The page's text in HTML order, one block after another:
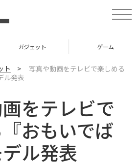
t
o
v
ガジェット ゲーム
ト >
写真や動画をテレビで楽しめる
ル発表
をテレビで
おもいでば
ル発表